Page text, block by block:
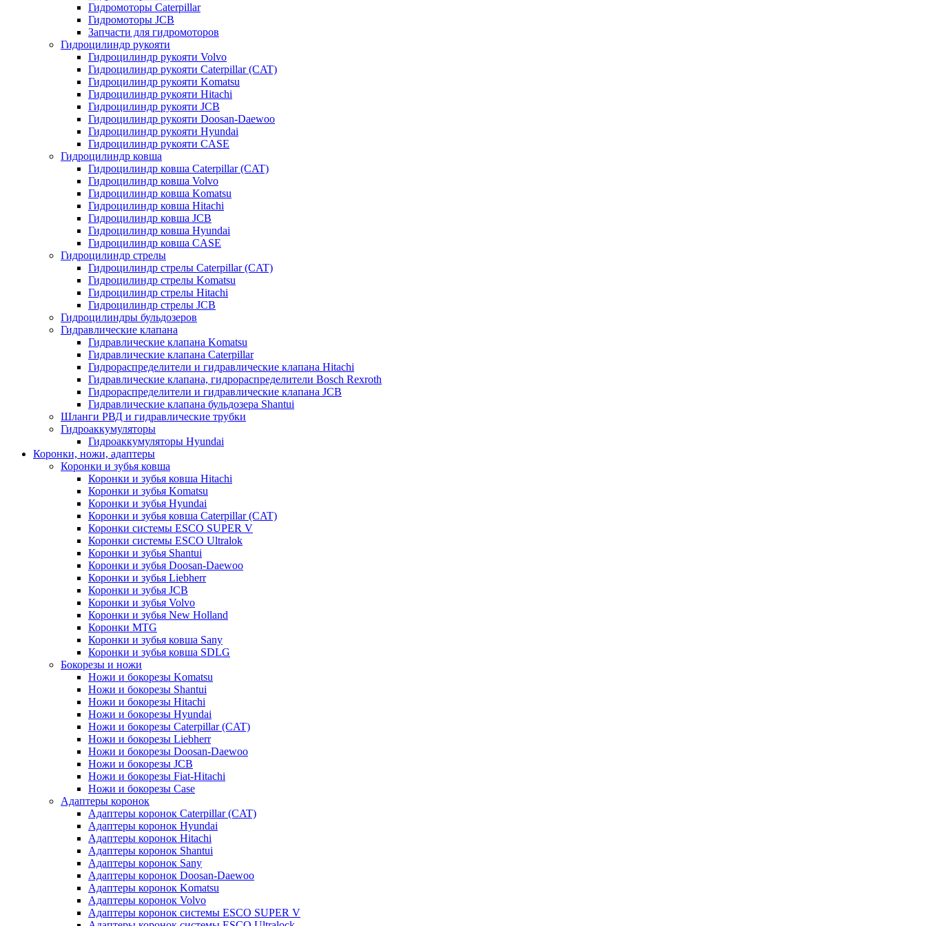
Гидромоторы Caterpillar
Гидромоторы JCB
Запчасти для гидромоторов
Гидроцилиндр рукояти
Гидроцилиндр рукояти Volvo
Гидроцилиндр рукояти Caterpillar (CAT)
Гидроцилиндр рукояти Komatsu
Гидроцилиндр рукояти Hitachi
Гидроцилиндр рукояти JCB
Гидроцилиндр рукояти Doosan-Daewoo
Гидроцилиндр рукояти Hyundai
Гидроцилиндр рукояти CASE
Гидроцилиндр ковша
Гидроцилиндр ковша Caterpillar (CAT)
Гидроцилиндр ковша Volvo
Гидроцилиндр ковша Komatsu
Гидроцилиндр ковша Hitachi
Гидроцилиндр ковша JCB
Гидроцилиндр ковша Hyundai
Гидроцилиндр ковша CASE
Гидроцилиндр стрелы
Гидроцилиндр стрелы Caterpillar (CAT)
Гидроцилиндр стрелы Komatsu
Гидроцилиндр стрелы Hitachi
Гидроцилиндр стрелы JCB
Гидроцилиндры бульдозеров
Гидравлические клапана
Гидравлические клапана Komatsu
Гидравлические клапана Caterpillar
Гидрораспределители и гидравлические клапана Hitachi
Гидравлические клапана, гидрораспределители Bosch Rexroth
Гидрораспределители и гидравлические клапана JCB
Гидравлические клапана бульдозера Shantui
Шланги РВД и гидравлические трубки
Гидроаккумуляторы
Гидроаккумуляторы Hyundai
Коронки, ножи, адаптеры
Коронки и зубья ковша
Коронки и зубья ковша Hitachi
Коронки и зубья Komatsu
Коронки и зубья Hyundai
Коронки и зубья ковша Caterpillar (CAT)
Коронки системы ESCO SUPER V
Коронки системы ESCO Ultralok
Коронки и зубья Shantui
Коронки и зубья Doosan-Daewoo
Коронки и зубья Liebherr
Коронки и зубья JCB
Коронки и зубья Volvo
Коронки и зубья New Holland
Коронки MTG
Коронки и зубья ковша Sany
Коронки и зубья ковша SDLG
Бокорезы и ножи
Ножи и бокорезы Komatsu
Ножи и бокорезы Shantui
Ножи и бокорезы Hitachi
Ножи и бокорезы Hyundai
Ножи и бокорезы Caterpillar (CAT)
Ножи и бокорезы Liebherr
Ножи и бокорезы Doosan-Daewoo
Ножи и бокорезы JCB
Ножи и бокорезы Fiat-Hitachi
Ножи и бокорезы Case
Адаптеры коронок
Адаптеры коронок Caterpillar (CAT)
Адаптеры коронок Hyundai
Адаптеры коронок Hitachi
Адаптеры коронок Shantui
Адаптеры коронок Sany
Адаптеры коронок Doosan-Daewoo
Адаптеры коронок Komatsu
Адаптеры коронок Volvo
Адаптеры коронок системы ESCO SUPER V